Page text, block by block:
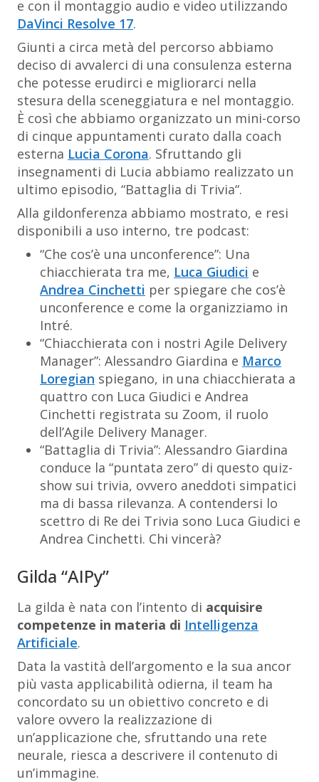
e con il montaggio audio e video utilizzando
DaVinci Resolve 17.
Giunti a circa metà del percorso abbiamo
deciso di avvalerci di una consulenza esterna
che potesse erudirci e migliorarci nella
stesura della sceneggiatura e nel montaggio.
È così che abbiamo organizzato un mini-corso
di cinque appuntamenti curato dalla coach
esterna Lucia Corona. Sfruttando gli
insegnamenti di Lucia abbiamo realizzato un
ultimo episodio, “Battaglia di Trivia“.
Alla gildonferenza abbiamo mostrato, e resi
disponibili a uso interno, tre podcast:
“Che cos’è una unconference”: Una
chiacchierata tra me, Luca Giudici e
Andrea Cinchetti per spiegare che cos’è
unconference e come la organizziamo in
Intré.
“Chiacchierata con i nostri Agile Delivery
Manager”: Alessandro Giardina e Marco
Loregian spiegano, in una chiacchierata a
quattro con Luca Giudici e Andrea
Cinchetti registrata su Zoom, il ruolo
dell’Agile Delivery Manager.
“Battaglia di Trivia”: Alessandro Giardina
conduce la “puntata zero” di questo quiz-
show sui trivia, ovvero aneddoti simpatici
ma di bassa rilevanza. A contendersi lo
scettro di Re dei Trivia sono Luca Giudici e
Andrea Cinchetti. Chi vincerà?
Gilda “AIPy”
La gilda è nata con l’intento di acquisire
competenze in materia di Intelligenza
Artificiale.
Data la vastità dell’argomento e la sua ancor
più vasta applicabilità odierna, il team ha
concordato su un obiettivo concreto e di
valore ovvero la realizzazione di
un’applicazione che, sfruttando una rete
neurale, riesca a descrivere il contenuto di
un’immagine.